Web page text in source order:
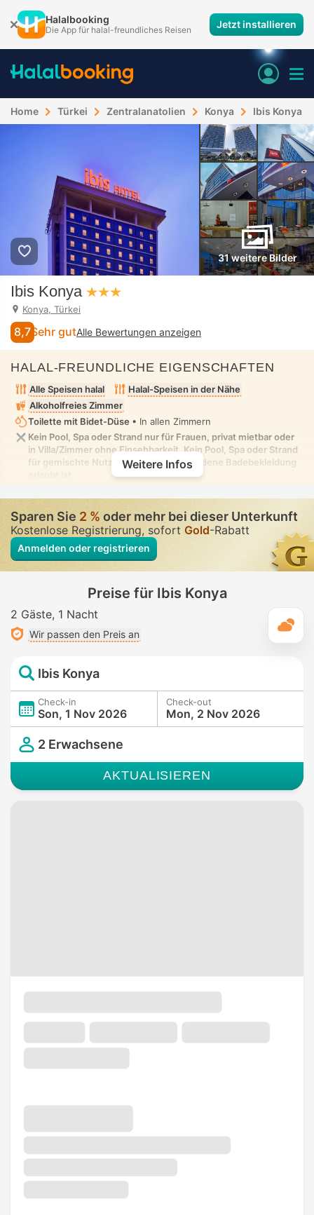
Halalbooking
Die App für halal-freundliches Reisen Jetzt installieren
Home Türkei Zentralanatolien Konya Ibis Konya
31 weitere Bilder
Ibis Konya
Konya, Türkei
8,7 Sehr gutAlle Bewertungen anzeigen
HALAL-FREUNDLICHE EIGENSCHAFTEN
Alle Speisen halal
Halal-Speisen in der Nähe
Alkoholfreies Zimmer
Toilette mit Bidet-Düse • In allen Zimmern
Kein Pool, Spa oder Strand nur für Frauen, privat mietbar oder
in Villa/Zimmer ohne Einsehbarkeit. Kein Pool, Spa oder Strand
für gemischte Nutzung, in dem bescheidene Badebekleidung
Weitere Infos
Sparen Sie2 %oder mehr bei dieser Unterkunft
Kostenlose Registrierung, sofort Gold-Rabatt
Anmelden oder registrieren
Preise für Ibis Konya
2 Gäste 1 Nacht
Wir passen den Preis an
Ibis Konya
Check-in
Son, 1 Nov 2026
Check-out
Mon, 2 Nov 2026
2 Erwachsene
AKTUALISIEREN